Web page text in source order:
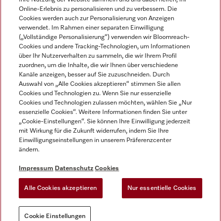
Impressum
AGB
Datenschutz
Nutzungsbedigungen
EU-Gesetzen über digitale Dienste
Miele auf Instagram
Miele auf Facebook
Miele auf Youtube
Online-Erlebnis zu personalisieren und zu verbessern. Die
Cookies werden auch zur Personalisierung von Anzeigen
verwendet. Im Rahmen einer separaten Einwilligung
(„Vollständige Personalisierung“) verwenden wir Bloomreach-
Cookies und andere Tracking-Technologien, um Informationen
über Ihr Nutzerverhalten zu sammeln, die wir Ihrem Profil
zuordnen, um die Inhalte, die wir Ihnen über verschiedene
Kanäle anzeigen, besser auf Sie zuzuschneiden. Durch
Auswahl von „Alle Cookies akzeptieren“ stimmen Sie allen
Cookies und Technologien zu. Wenn Sie nur essenzielle
Cookies und Technologien zulassen möchten, wählen Sie „Nur
essenzielle Cookies“. Weitere Informationen finden Sie unter
„Cookie-Einstellungen“. Sie können Ihre Einwilligung jederzeit
mit Wirkung für die Zukunft widerrufen, indem Sie Ihre
Einwilligungseinstellungen in unserem Präferenzcenter
ändern.
Impressum Datenschutz Cookies
Alle Cookies akzeptieren Nur essentielle Cookies
Cookie Einstellungen